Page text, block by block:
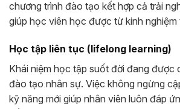
chương trình đào tạo kết hợp cả trải
giúp học viên học được từ kinh nghiệm
Học tập liên tục (lifelong learning)
Khái niệm học tập suốt đời đang được
đào tạo nhân sự. Việc không ngừng
kỹ năng mới giúp nhân viên luôn đáp